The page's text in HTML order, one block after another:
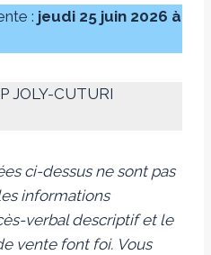
: jeudi 25 juin 2026 à
JOLY-CUTURI
ci-dessus ne sont pas
informations
verbal descriptif et le
vente font foi. Vous